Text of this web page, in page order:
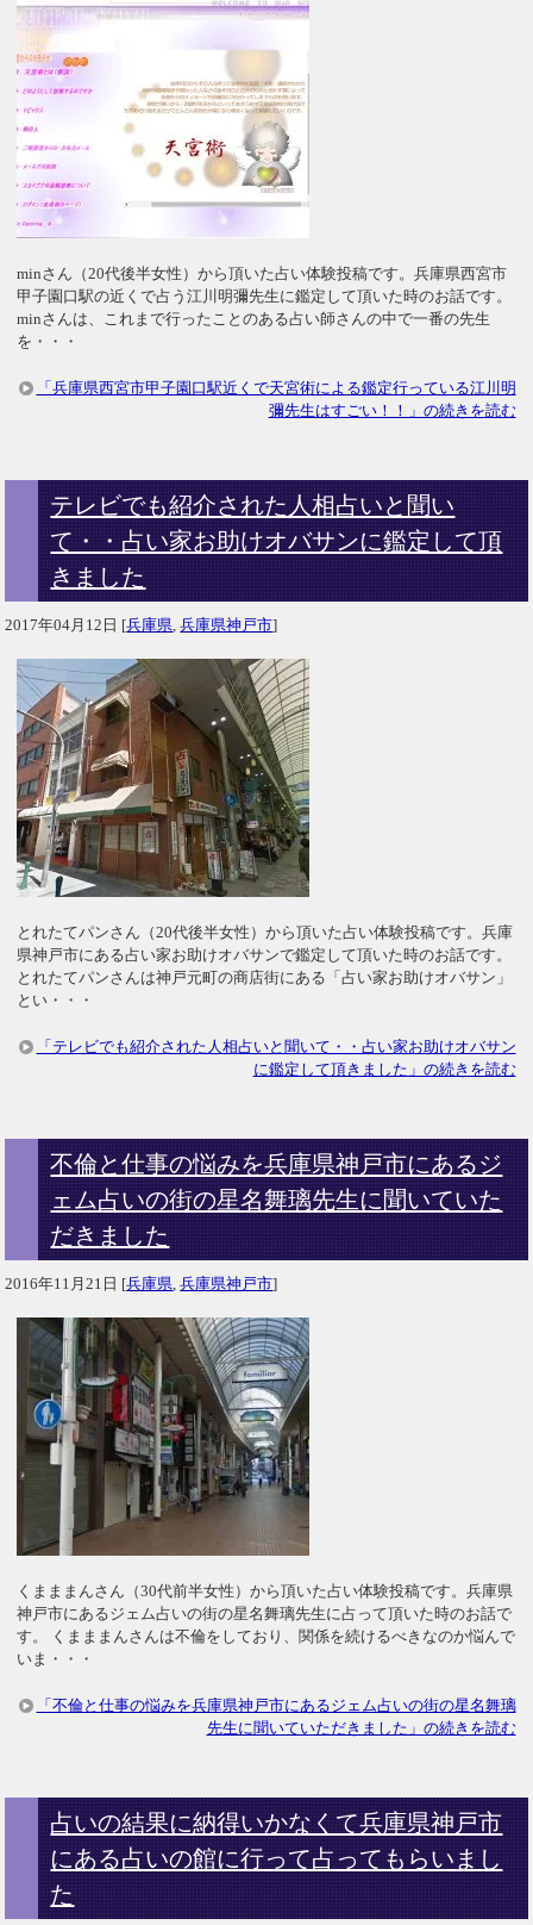
minさん（20代後半女性）から頂いた占い体験投稿です。兵庫県西宮市
甲子園口駅の近くで占う江川明彌先生に鑑定して頂いた時のお話です。
minさんは、これまで行ったことのある占い師さんの中で一番の先生
を・・・
「兵庫県西宮市甲子園口駅近くで天宮術による鑑定行っている江川明
彌先生はすごい！！」の続きを読む
テレビでも紹介された人相占いと聞い
て・・占い家お助けオバサンに鑑定して頂
きました
2017年04月12日 [兵庫県 ,兵庫県神戸市]
とれたてパンさん（20代後半女性）から頂いた占い体験投稿です。兵庫
県神戸市にある占い家お助けオバサンで鑑定して頂いた時のお話です。
とれたてパンさんは神戸元町の商店街にある「占い家お助けオバサン」
とい・・・
「テレビでも紹介された人相占いと聞いて・・占い家お助けオバサン
に鑑定して頂きました」の続きを読む
不倫と仕事の悩みを兵庫県神戸市にあるジ
ェム占いの街の星名舞璃先生に聞いていた
だきました
2016年11月21日 [兵庫県 ,兵庫県神戸市]
くまままんさん（30代前半女性）から頂いた占い体験投稿です。兵庫県
神戸市にあるジェム占いの街の星名舞璃先生に占って頂いた時のお話で
す。 くまままんさんは不倫をしており、関係を続けるべきなのか悩んで
いま・・・
「不倫と仕事の悩みを兵庫県神戸市にあるジェム占いの街の星名舞璃
先生に聞いていただきました」の続きを読む
占いの結果に納得いかなくて兵庫県神戸市
にある占いの館に行って占ってもらいまし
た